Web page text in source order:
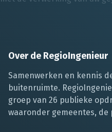
Over de RegioIngenieur
Samenwerken en kennis
buitenruimte.
groep van 26 publieke
waaronder gemeentes,